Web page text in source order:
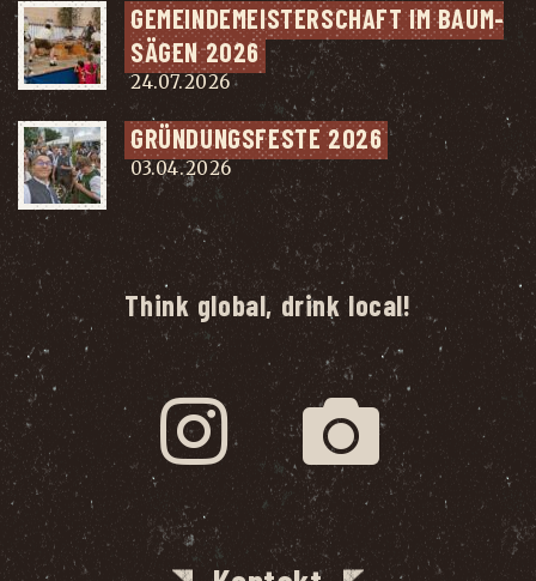
GEMEIN­DE­MEIS­TER­SCHAFT IM BAUM­
SÄ­GEN 2026
24.07.2026
GRÜN­DUNGS­FES­TE 2026
03.04.2026
Think global, drink local!